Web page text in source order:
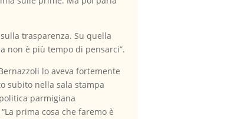
trasparenza. Su quella
non è più tempo di pensarci”.
lo aveva fortemente
subito nella sala stampa
parmigiana
prima cosa che faremo è